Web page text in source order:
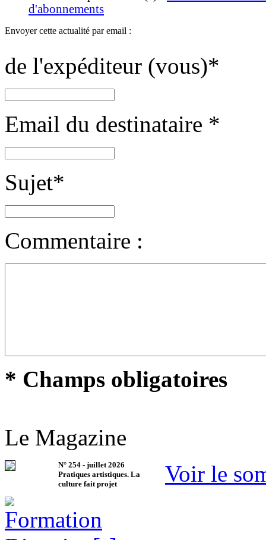
d'abonnements
Envoyer cette actualité par email :
de l'expéditeur (vous)*
Email du destinataire *
Sujet*
Commentaire :
* Champs obligatoires
Le Magazine
N° 254 - juillet 2026
Pratiques artistiques. La
culture fait projet
Voir le